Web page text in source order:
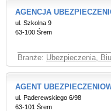
AGENCJA
ul. Szkolna 9
63-100 Śrem
Branże: Ubezpieczenia,
AGENT
ul. Paderewskiego 6/98
63-101 Śrem